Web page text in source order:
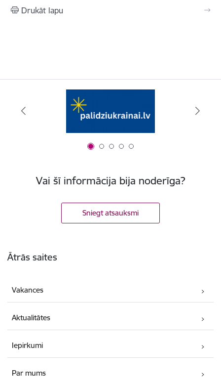
Drukāt lapu
Vai šī informācija bija noderīga?
Sniegt atsauksmi
Ātrās saites
Vakances
Aktualitātes
Iepirkumi
Par mums